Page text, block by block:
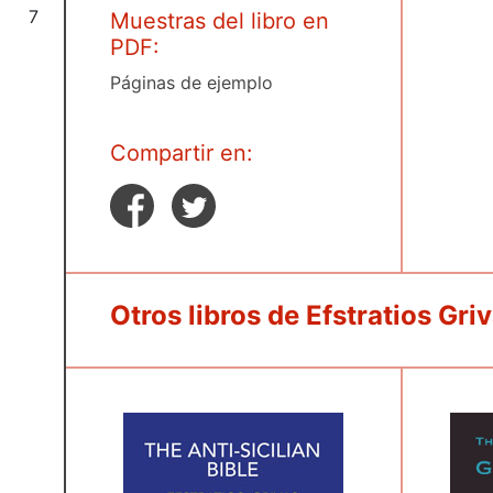
7
Muestras del libro en
PDF:
Páginas de ejemplo
Compartir en:
Otros libros de Efstratios